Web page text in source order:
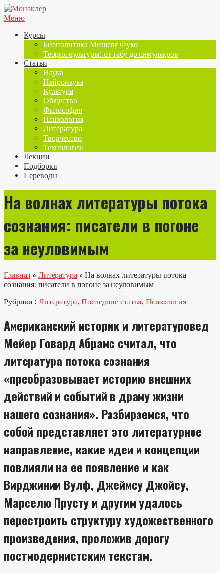
Меню
Курсы
Биополитика Мишеля Фуко
Теория культуры: от табу до симулякров
Статьи
Наука
Нейронаука
Культура
Общество
Философия
Психология
Литература
Творчество
Технологии
Лекции
Подборки
Переводы
На волнах литературы потока
сознания: писатели в погоне
за неуловимым
Главная » Литература » На волнах литературы потока
сознания: писатели в погоне за неуловимым
Рубрики : Литература, Последние статьи, Психология
Американский историк и литературовед
Мейер Говард Абрамс считал, что
литература потока сознания
«преобразовывает историю внешних
действий и событий в драму жизни
нашего сознания». Разбираемся, что
собой представляет это литературное
направление, какие идеи и концепции
повлияли на ее появление и как
Вирджинии Вулф, Джеймсу Джойсу,
Марселю Прусту и другим удалось
перестроить структуру художественного
произведения, проложив дорогу
постмодернистским текстам.